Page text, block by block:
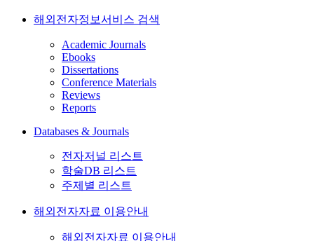
해외전자정보서비스 검색
Academic Journals
Ebooks
Dissertations
Conference Materials
Reviews
Reports
Databases & Journals
전자저널 리스트
학술DB 리스트
주제별 리스트
해외전자자료 이용안내
해외전자자료 이용안내